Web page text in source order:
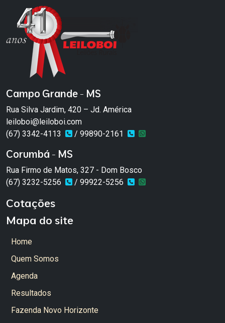
Campo Grande - MS
Rua Silva Jardim, 420 – Jd. América
leiloboi@leiloboi.com
(67) 3342-4113
/ 99890-2161
Corumbá - MS
Rua Firmo de Matos, 327 - Dom Bosco
(67) 3232-5256
/ 99922-5256
Cotações
Mapa do site
Home
Quem Somos
Agenda
Resultados
Fazenda Novo Horizonte